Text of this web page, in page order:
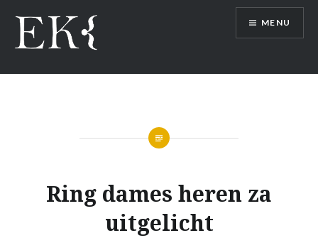
inhoud
MENU
Ring dames heren za
uitgelicht